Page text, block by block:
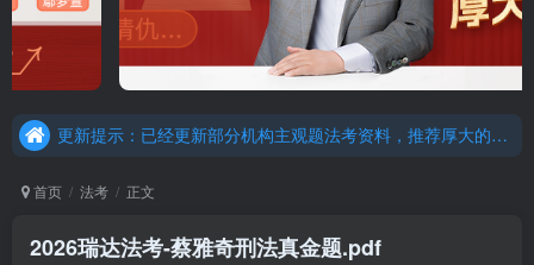
重要通知：因网站调整，现已经关闭手机号登录，请手机注册用户及时添加客服微信（微信号：dykz180），客服会协助将登陆方式更改为邮箱登录！
重要通知：因网站调整，现已经关闭手机号登录，请手机注册用户及时添加客服微信（微信号：dykz180），客服会协助将登陆方式更改为邮箱登录！
更新提示：已经更新部分机构主观题法考资料，推荐厚大的考点清单，高清版，特别适合学习！
首页 法考 正文
2026瑞达法考-蔡雅奇刑法真金题.pdf